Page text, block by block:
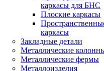
каркасы для БНС
Плоские каркасы
каркасы
Закладные детали
Металлические
Металлические фермы
Металлоизделия